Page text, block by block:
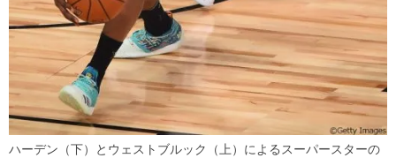
ハーデン（下）とウェストブルック（上）によるスーパースターの